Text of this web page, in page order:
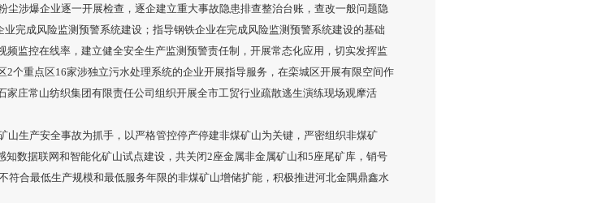
尘涉爆企业逐一开展检查，逐企建立重大事故隐患排查整治台账，查改一般问题隐
完成风险监测预警系统建设；指导钢铁企业在完成风险监测预警系统建设的基础
监控在线率，建立健全安全生产监测预警责任制，开展常态化应用，切实发挥监
个重点区16家涉独立污水处理系统的企业开展指导服务，在栾城区开展有限空间作
庄常山纺织集团有限责任公司组织开展全市工贸行业疏散逃生演练现场观摩活
生产安全事故为抓手，以严格管控停产停建非煤矿山为关键，严密组织非煤矿
数据联网和智能化矿山试点建设，共关闭2座金属非金属矿山和5座尾矿库，销号
符合最低生产规模和最低服务年限的非煤矿山增储扩能，积极推进河北金隅鼎鑫水